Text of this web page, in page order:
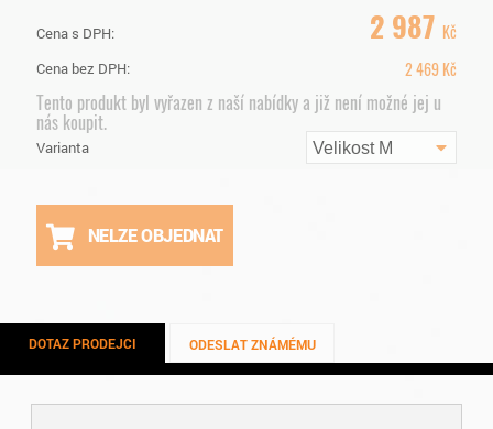
Cena s DPH: 2 987 Kč
Cena bez DPH: 2 469Kč
Tento produkt byl vyřazen z naší nabídky a již není možné jej u
nás koupit.
Varianta Velikost M
NELZE OBJEDNAT
DOTAZ PRODEJCI ODESLAT ZNÁMÉMU